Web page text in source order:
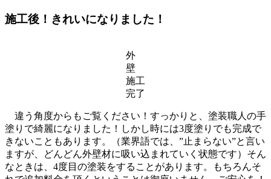
施工後！きれいになりました！
外
壁
施工
完了
違う角度からもご覧ください！すっかりと、塗装職人の手
塗りで綺麗になりました！しかし時には3度塗りでも完成で
きないこともあります。（業界語では、”止まらない”と言い
ますが、どんどん外壁材に吸い込まれていく状態です）そん
なときは、4度目の塗装をすることがあります。もちろんそ